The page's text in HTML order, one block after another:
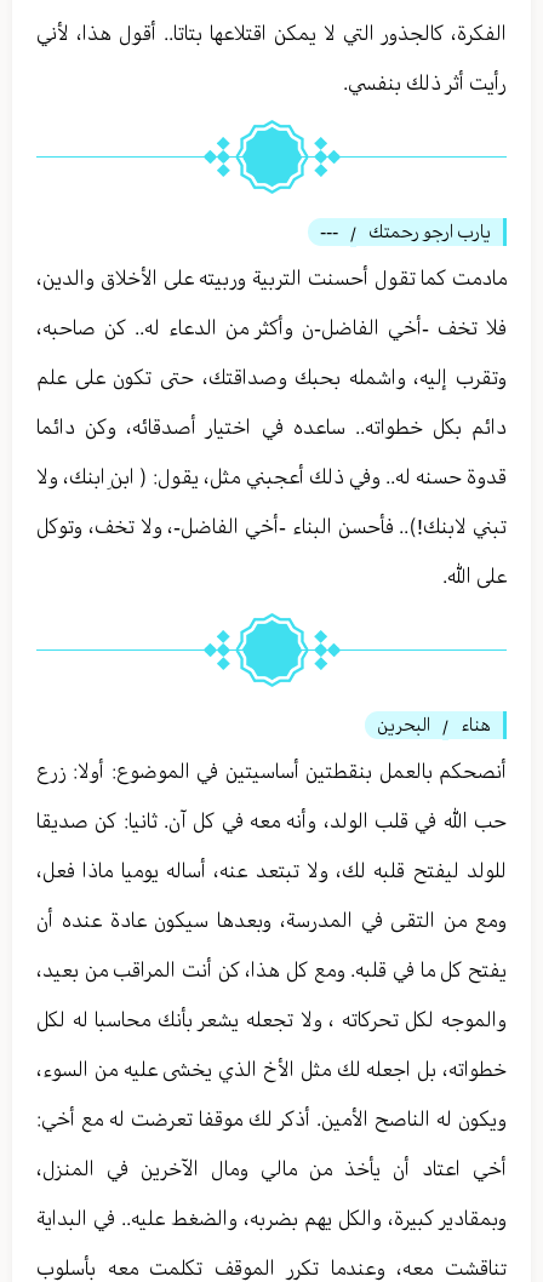
الفكرة، كالجذور التي لا يمكن اقتلاعها بتاتا.. أقول هذا، لأني
رأيت أثر ذلك بنفسي.
يارب ارجو رحمتك /
---
مادمت كما تقول أحسنت التربية وربيته على الأخلاق والدين،
فلا تخف -أخي الفاضل-ن وأكثر من الدعاء له.. كن صاحبه،
وتقرب إليه، واشمله بحبك وصداقتك، حتى تكون على علم
دائم بكل خطواته.. ساعده في اختيار أصدقائه، وكن دائما
قدوة حسنه له.. وفي ذلك أعجبني مثل، يقول: ( ابنِ ابنك، ولا
تبني لابنك!).. فأحسن البناء -أخي الفاضل-، ولا تخف، وتوكل
على الله.
هناء / البحرين
أنصحكم بالعمل بنقطتين أساسيتين في الموضوع: أولا: زرع
حب الله في قلب الولد، وأنه معه في كل آن. ثانيا: كن صديقا
للولد ليفتح قلبه لك، ولا تبتعد عنه، أساله يوميا ماذا فعل،
ومع من التقى في المدرسة، وبعدها سيكون عادة عنده أن
يفتح كل ما في قلبه. ومع كل هذا، كن أنت المراقب من بعيد،
والموجه لكل تحركاته ، ولا تجعله يشعر بأنك محاسبا له لكل
خطواته، بل اجعله لك مثل الأخ الذي يخشى عليه من السوء،
ويكون له الناصح الأمين. أذكر لك موقفا تعرضت له مع أخي:
أخي اعتاد أن يأخذ من مالي ومال الآخرين في المنزل،
وبمقادير كبيرة، والكل يهم بضربه، والضغط عليه.. في البداية
تناقشت معه، وعندما تكرر الموقف تكلمت معه بأسلوب